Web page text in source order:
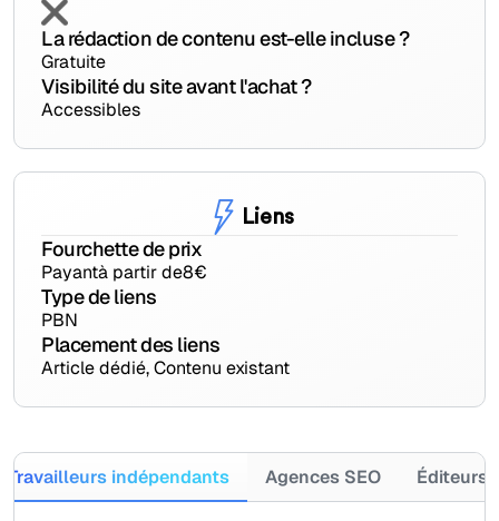
La rédaction de contenu est-elle incluse ?
Gratuite
Visibilité du site avant l'achat ?
Accessibles
Liens
Fourchette de prix
Payantà partir de8€
Type de liens
PBN
Placement des liens
Article dédié, Contenu existant
indépendants Agences SEO Éditeurs